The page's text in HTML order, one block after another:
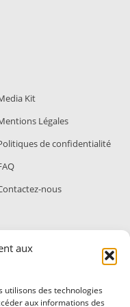
aux
utilisons des technologies
aux informations des
Kit
Légales
de confidentialité
nous